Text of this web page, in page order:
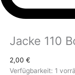
Jacke 110
2,00 €
Verfügbarkeit: 1